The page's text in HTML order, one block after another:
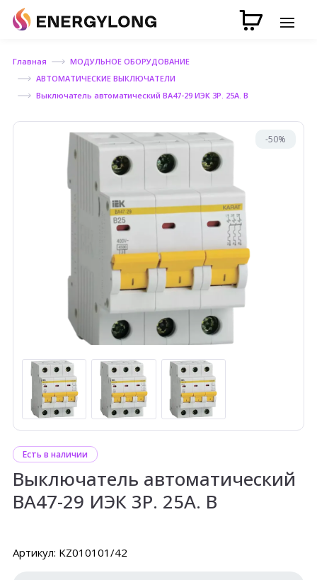
Главная
МОДУЛЬНОЕ ОБОРУДОВАНИЕ
АВТОМАТИЧЕСКИЕ ВЫКЛЮЧАТЕЛИ
Выключатель автоматический ВА47-29 ИЭК 3Р. 25А. В
-50%
Есть в наличии
Выключатель автоматический
ВА47-29 ИЭК 3Р. 25А. В
Артикул: KZ010101/42